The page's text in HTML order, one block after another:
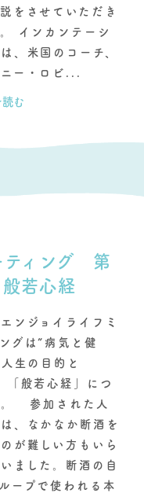
をさせていただき
インカンテーシ
、米国のコーチ、
ー・ロビ...
読む
ティング 第
若心経
ンジョイライフミ
グは”病気と健
生の目的と
「般若心経」につ
。 参加された人
、なかなか断酒を
が難しい方もいら
ました。断酒の自
ープで使われる本